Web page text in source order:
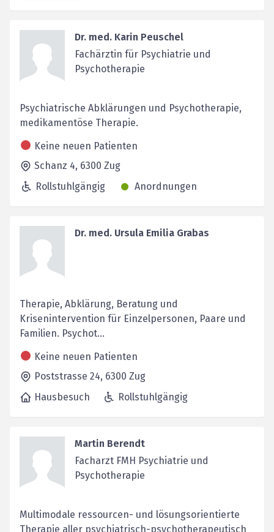
Dr. med. Karin Peuschel
Fachärztin für Psychiatrie und
Psychotherapie
Psychiatrische Abklärungen und Psychotherapie,
medikamentöse Therapie.
Keine neuen Patienten
Schanz 4, 6300 Zug
Rollstuhlgängig
Anordnungen
Dr. med. Ursula Emilia Grabas
Therapie, Abklärung, Beratung und
Krisenintervention für Einzelpersonen, Paare und
Familien. Psychot...
Keine neuen Patienten
Poststrasse 24, 6300 Zug
Hausbesuch
Rollstuhlgängig
Martin Berendt
Facharzt FMH Psychiatrie und
Psychotherapie
Multimodale ressourcen- und lösungsorientierte
Therapie aller psychiatrisch-psychotherapeutisch